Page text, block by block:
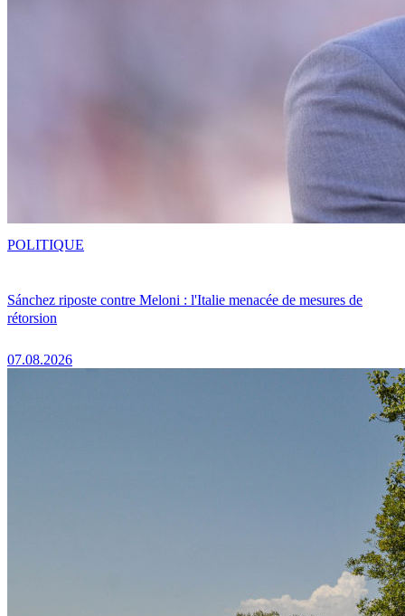
Sánchez riposte contre Meloni : l'Italie menacée de mesures de
rétorsion
07.08.2026
POLITIQUE